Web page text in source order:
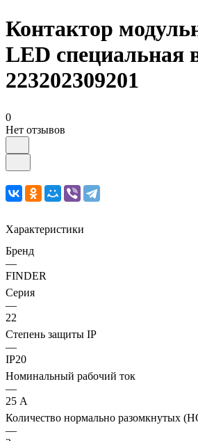
Контактор
LED специальная
223202309201
0
Нет отзывов
Характеристики
Бренд
—
FINDER
Серия
—
22
Степень защиты IP
—
IP20
Номинальный рабочий ток
—
25 А
Количество нормально разомкнутых
—